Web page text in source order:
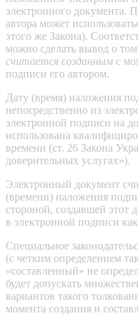
электронного документа.
автора может
этого же Закона).
можно сделать вывод о
считается созданным с
подписи его автором.
Дату (время) наложения
непосредственно из
электронной подписи на
использована
времени (ст. 26 Закона
доверительных услугах»).
Электронный документ
(времени) наложения
стороной, создавшей этот
в электронной подписи
Специальное
(с четким определением
«составленный» не
будет допускать
вариантов такого
момента создания и